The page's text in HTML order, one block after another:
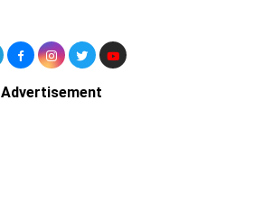
Advertisement